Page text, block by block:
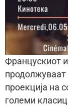
Францускиот
продолжуваат
проекција на
големи